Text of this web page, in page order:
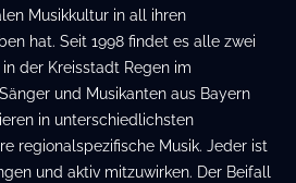
Musikkultur in all ihren
hat. Seit 1998 findet es alle zwei
der Kreisstadt Regen im
und Musikanten aus Bayern
in unterschiedlichsten
regionalspezifische Musik. Jeder ist
und aktiv mitzuwirken. Der Beifall